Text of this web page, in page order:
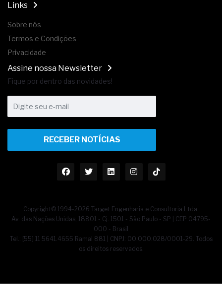
Links
Sobre nós
Termos e Condições
Privacidade
Assine nossa Newsletter
Fique por dentro das novidades!
RECEBER NOTÍCIAS
Copyright© 1994-2026 Target Engenharia e Consultoria Ltda.
Av. das Nações Unidas, 18801 - Cj. 1501 - São Paulo - SP | CEP 04795-
000 - Brasil
Tel.: [55] 11 5641.4655 Ramal 881 | CNPJ: 00.000.028/0001-29. Todos
os direitos reservados.